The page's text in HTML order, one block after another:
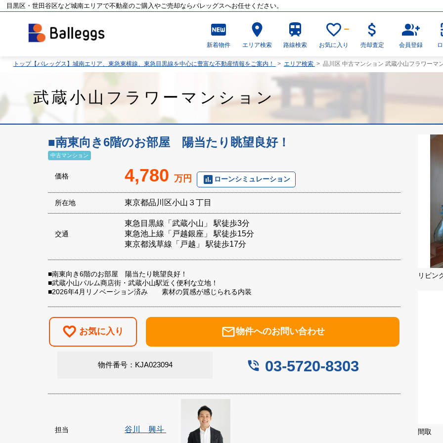
目黒区・世田谷区など城南エリアで不動産のご購入やご売却ならバレッグスへお任せください。
fiber_new
新着物件
place
エリア検索
train
路線検索
favorite_border
お気に入り
attach_money
売却査定
group_add
会員登録
トップ【バレッグス】城南エリア、東急東横線、東急目黒線を中心に豊富な不動産情報をご案内！ > エリア検索 > 品川区 中古マンション 武蔵小山フラワーマ
武蔵小山フラワーマンション
■南東向き6階のお部屋 陽当たり眺望良好！
中古マンション
価格 4,780万円 poll ローンシミュレーション
所在地 東京都品川区小山３丁目
交通
東急目黒線「武蔵小山」 駅徒歩3分
東急池上線「戸越銀座」 駅徒歩15分
東京都浅草線「戸越」 駅徒歩17分
■南東向き6階のお部屋 陽当たり眺望良好！
■武蔵小山パルム商店街・武蔵小山駅近く便利な立地！
■2026年4月リノベーション済み 素材の質感が感じられる内装
お気に入り mail_outline物件へのお問い合わせ
物件番号：KJA023094 phone_in_talk 03-5720-8303
担当 谷川 興斗
リビン
間取